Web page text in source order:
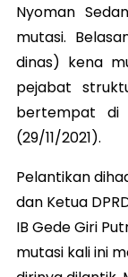
Nyoman
mutasi.
dinas) kena
pejabat
bertempat di
(29/11/2021).
Pelantikan
dan Ketua
IB Gede Giri
mutasi kali ini